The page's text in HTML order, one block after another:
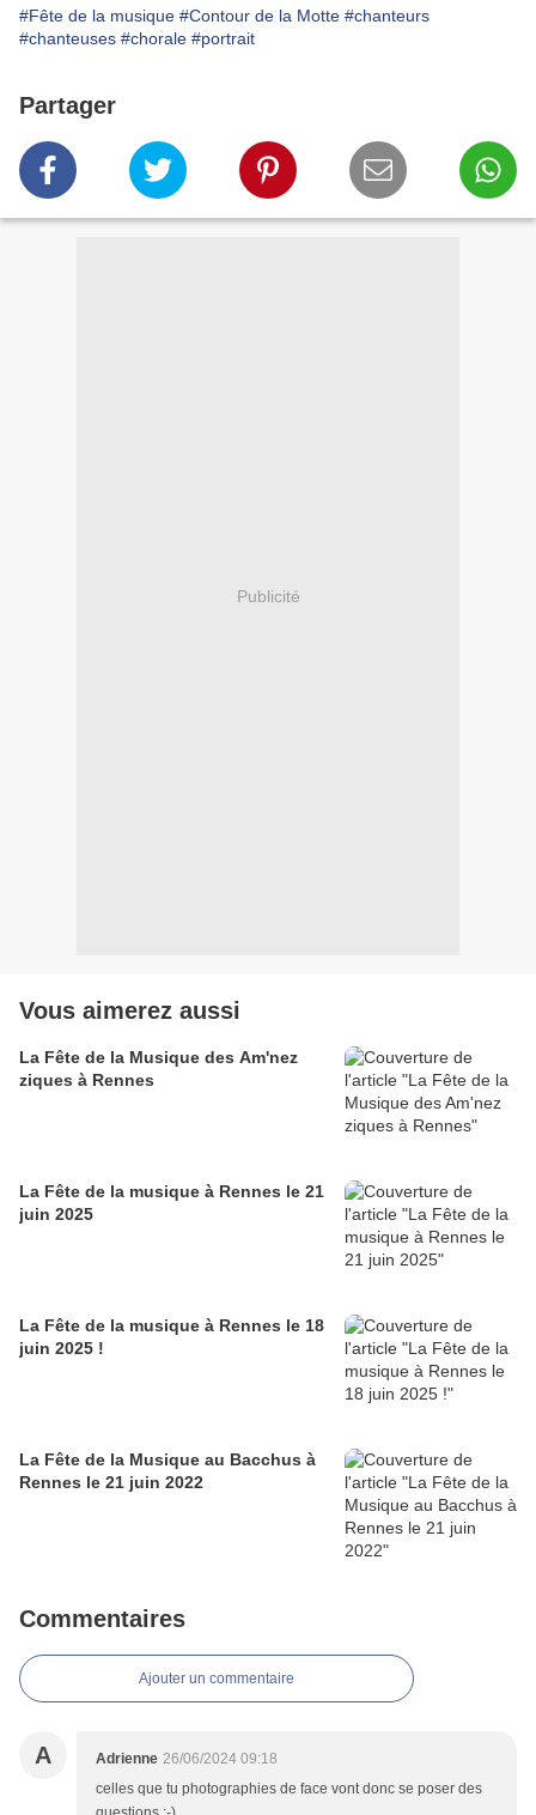
#Fête de la musique #Contour de la Motte #chanteurs
#chanteuses #chorale #portrait
Partager
Publicité
Vous aimerez aussi
La Fête de la Musique des Am'nez
ziques à Rennes
La Fête de la musique à Rennes le 21
juin 2025
La Fête de la musique à Rennes le 18
juin 2025 !
La Fête de la Musique au Bacchus à
Rennes le 21 juin 2022
Commentaires
Ajouter un commentaire
A Adrienne 26/06/2024 09:18
celles que tu photographies de face vont donc se poser des